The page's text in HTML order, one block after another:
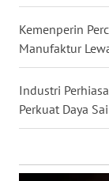
Kemenperin
Manufaktur
Industri
Perkuat Daya
WN
WN
MALUKU